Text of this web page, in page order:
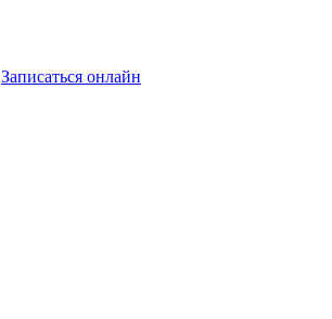
Записаться онлайн